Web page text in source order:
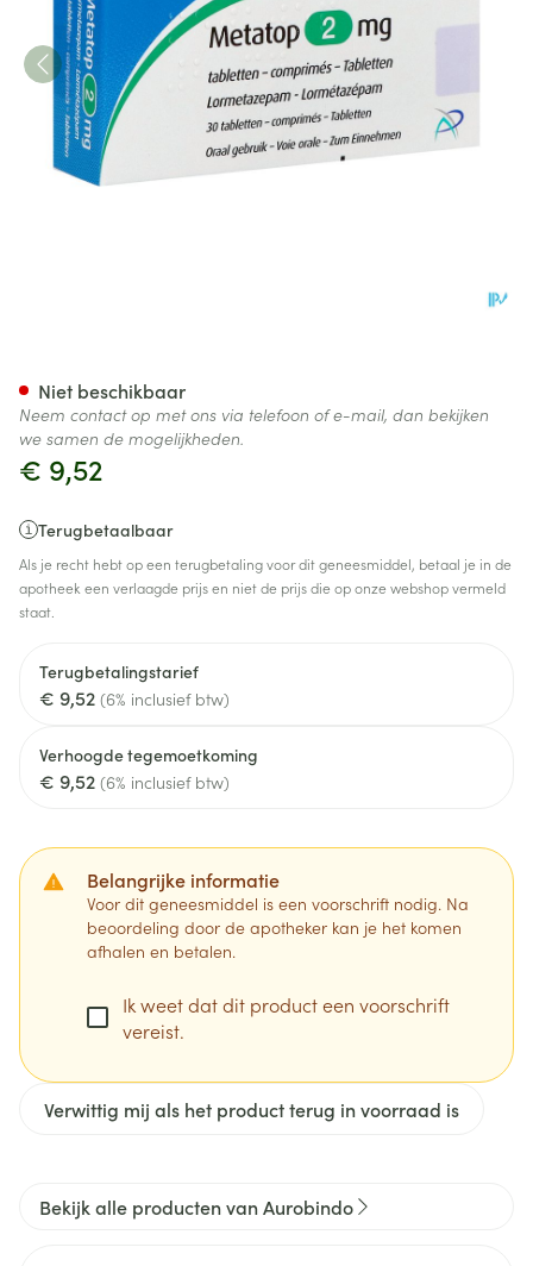
€ 9,52
Terugbetaalbaar
Als je recht hebt op een terugbetaling voor dit geneesmiddel, betaal je in de
apotheek een verlaagde prijs en niet de prijs die op onze webshop vermeld
staat.
Terugbetalingstarief
€ 9,52 (6% inclusief btw)
Verhoogde tegemoetkoming
€ 9,52 (6% inclusief btw)
Belangrijke informatie
Voor dit geneesmiddel is een voorschrift nodig. Na
beoordeling door de apotheker kan je het komen
afhalen en betalen.
Ik weet dat dit product een voorschrift
vereist.
Verwittig mij als het product terug in voorraad is
Niet beschikbaar
Neem contact op met ons via telefoon of e-mail, dan bekijken
we samen de mogelijkheden.
Bekijk alle producten van Aurobindo